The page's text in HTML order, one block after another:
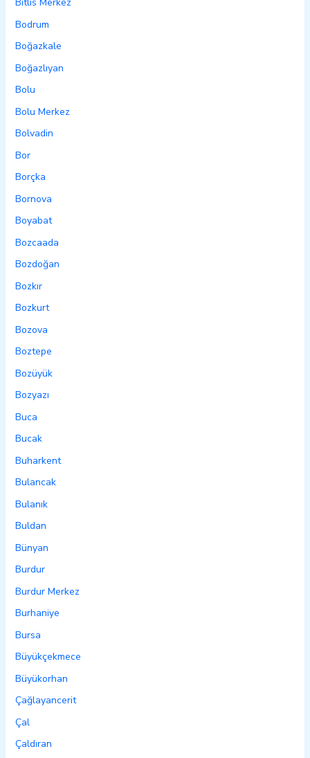
Bodrum
Boğazkale
Boğazlıyan
Bolu
Bolu Merkez
Bolvadin
Bor
Borçka
Bornova
Boyabat
Bozcaada
Bozdoğan
Bozkır
Bozkurt
Bozova
Boztepe
Bozüyük
Bozyazı
Buca
Bucak
Buharkent
Bulancak
Bulanık
Buldan
Bünyan
Burdur
Burdur Merkez
Burhaniye
Bursa
Büyükçekmece
Büyükorhan
Çağlayancerit
Çal
Çaldıran